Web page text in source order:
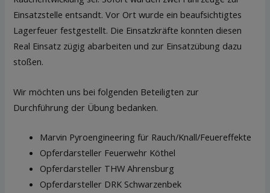
Einsatzstelle entsandt. Vor Ort wurde ein beaufsichtigtes
Lagerfeuer festgestellt. Die Einsatzkräfte konnten diesen
Real Einsatz zügig abarbeiten und zur Einsatzübung dazu
stoßen.
Wir möchten uns bei folgenden Beteiligten zur
Durchführung der Übung bedanken.
Marvin Pyroengineering für Rauch/Knall/Feuereffekte
Opferdarsteller Feuerwehr Köthel
Opferdarsteller THW Ahrensburg
Opferdarsteller DRK Schwarzenbek